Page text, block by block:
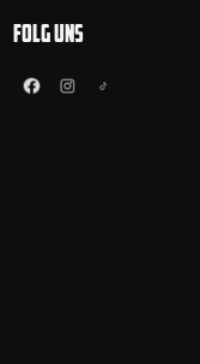
FOLG UNS